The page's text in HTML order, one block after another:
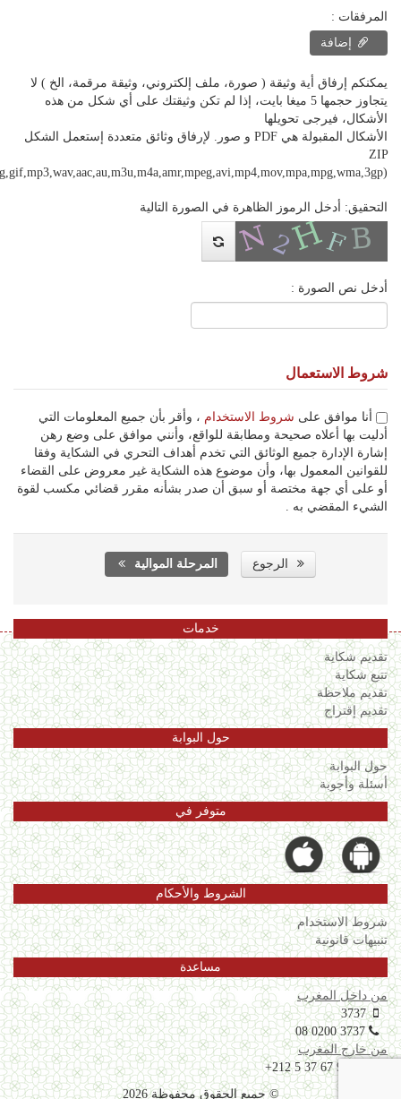
المرفقات :
إضافة
يمكنكم إرفاق أية وثيقة ( صورة، ملف إلكتروني، وثيقة مرقمة، الخ ) لا
يتجاوز حجمها 5 ميغا بايت، إذا لم تكن وثيقتك على أي شكل من هذه
الأشكال، فيرجى تحويلها
الأشكال المقبولة هي PDF و صور. لإرفاق وثائق متعددة إستعمل الشكل
ZIP
التحقيق: أدخل الرموز الظاهرة في الصورة التالية
أدخل نص الصورة :
شروط الاستعمال
شروط الاستخدام ، وأقر بأن جميع المعلومات التي
أدليت بها أعلاه صحيحة ومطابقة للواقع، وأنني موافق على وضع رهن
إشارة الإدارة جميع الوثائق التي تخدم أهداف التحري في الشكاية وفقا
للقوانين المعمول بها، وأن موضوع هذه الشكاية غير معروض على القضاء
أو على أي جهة مختصة أو سبق أن صدر بشأنه مقرر قضائي مكسب لقوة
الشيء المقضي به .
الرجوع المرحلة الموالية
خدمات
تقديم شكاية
تتبع شكاية
تقديم ملاحظة
تقديم إقتراح
حول البوابة
حول البوابة
أسئلة وأجوبة
متوفر في
الشروط والأحكام
شروط الاستخدام
تنبيهات قانونية
مساعدة
من داخل المغرب
3737
08 0200 3737
من خارج المغرب
+212 5 37 67 99 06
© جميع الحقوق محفوظة 2026